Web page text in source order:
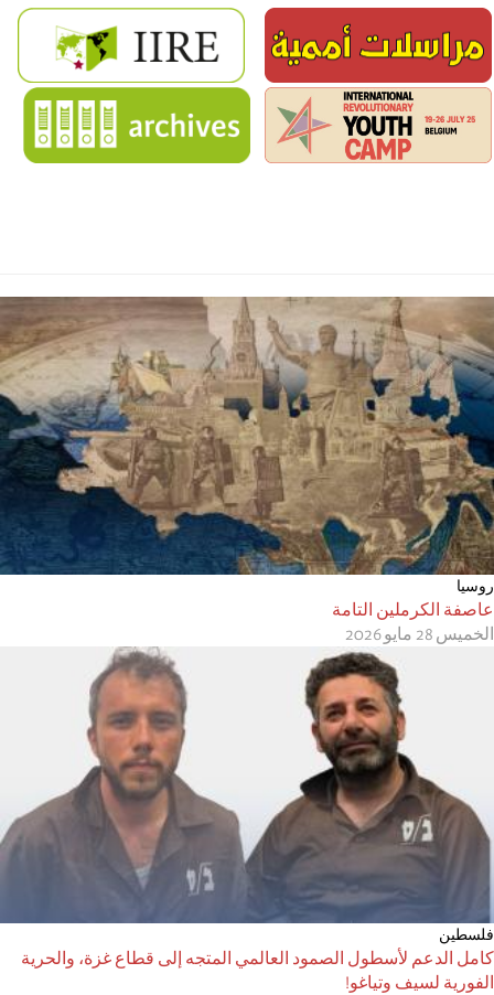
روسیا
عاصفة الكرملين التامة
الخميس 28 مايو 2026
فلسطين
كامل الدعم لأسطول الصمود العالمي المتجه إلى قطاع غزة، والحرية
الفورية لسيف وتياغو!